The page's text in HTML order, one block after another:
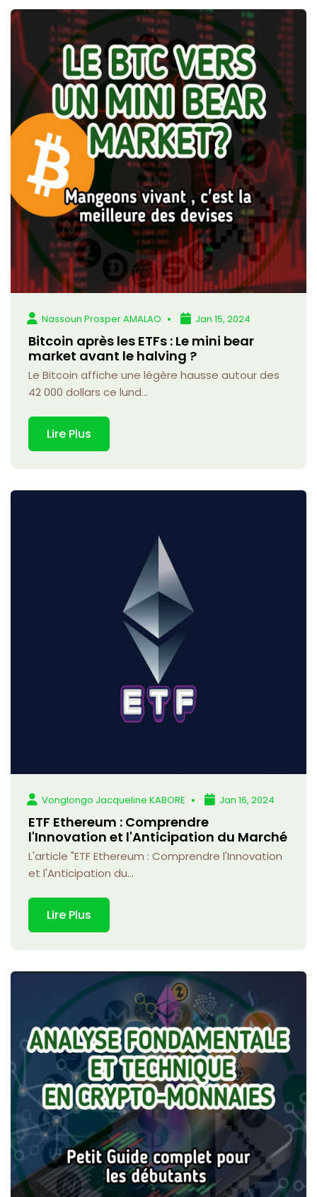
Nassoun Prosper AMALAO Jan 15, 2024
Bitcoin après les ETFs : Le mini bear
market avant le halving ?
Le Bitcoin affiche une légère hausse autour des
42 000 dollars ce lund...
Lire Plus
Vonglongo Jacqueline KABORE Jan 16, 2024
ETF Ethereum : Comprendre
l'Innovation et l'Anticipation du Marché
L'article "ETF Ethereum : Comprendre l'Innovation
et l'Anticipation du...
Lire Plus